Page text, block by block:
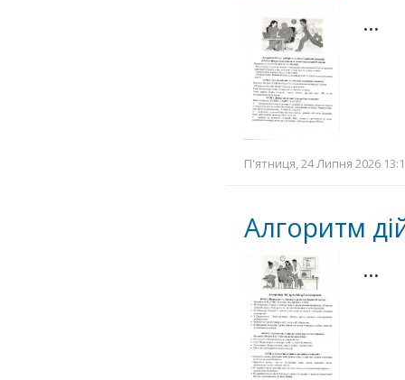
…
П'ятниця, 24 Липня 2026
Алгоритм
…